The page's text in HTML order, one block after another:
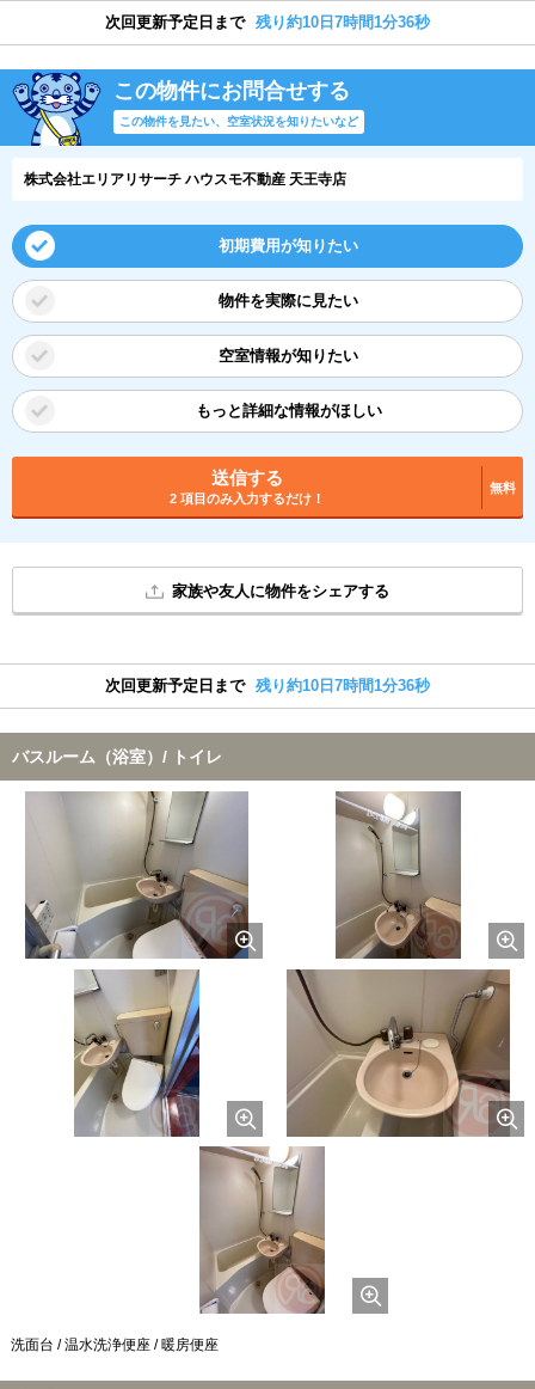
次回更新予定日まで 残り約10日7時間1分35秒
この物件にお問合せする
この物件を見たい、空室状況を知りたいなど
株式会社エリアリサーチ ハウスモ不動産 天王寺店
初期費用が知りたい
物件を実際に見たい
空室情報が知りたい
もっと詳細な情報がほしい
送信する
2 項目のみ入力するだけ！
無料
家族や友人に物件をシェアする
次回更新予定日まで 残り約10日7時間1分35秒
バスルーム（浴室）/ トイレ
洗面台 / 温水洗浄便座 / 暖房便座